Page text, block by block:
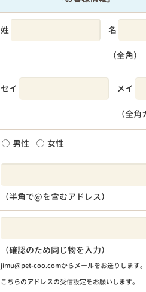
姓 名
（全角）
セイ メイ
（全角
男性 女性
（半角で@を含むアドレス）
（確認のため同じ物を入力）
jimu@pet-coo.comからメールをお送りします。
こちらのアドレスの受信設定をお願いします。